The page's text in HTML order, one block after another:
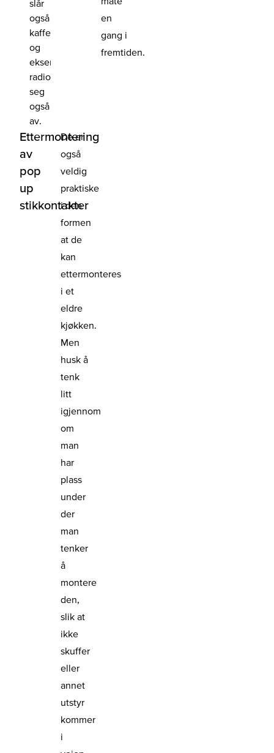
slår
også
kaffetrakter
og
eksempelvis
radioen
seg
også
av.
en
gang i
fremtiden.
Ettermontering
av
pop
up
stikkontakter
De er
også
veldig
praktiske
i den
formen
at de
kan
ettermonteres
i et
eldre
kjøkken.
Men
husk å
tenk
litt
igjennom
om
man
har
plass
under
der
man
tenker
å
montere
den,
slik at
ikke
skuffer
eller
annet
utstyr
kommer
i